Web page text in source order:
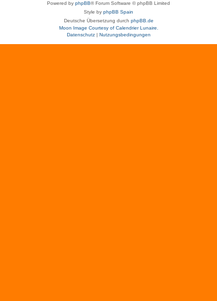
Powered by phpBB® Forum Software © phpBB Limited
Style by phpBB Spain
Deutsche Übersetzung durch phpBB.de
Moon Image Courtesy of Calendrier Lunaire.
Datenschutz| Nutzungsbedingungen